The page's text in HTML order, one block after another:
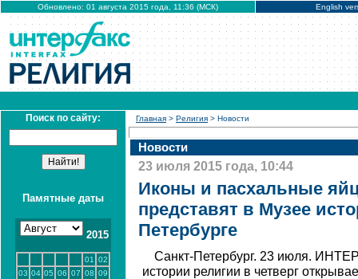
Обновлено: 01 августа 2015 года, 11:36 (МСК) English
Поиск по сайту:
Памятные даты
2015
01
02
03 04 05 06 07 08 09
Главная > Религия > Новости
Новости
23 июля 2015 года, 10:44
Иконы и пасхальные
представят в Музее
Петербурге
Санкт-Петербург. 23 июля.
истории религии в четверг